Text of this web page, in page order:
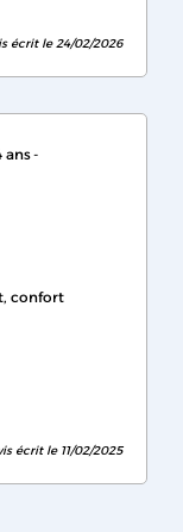
écrit le 24/02/2026
ans
confort
écrit le 11/02/2025